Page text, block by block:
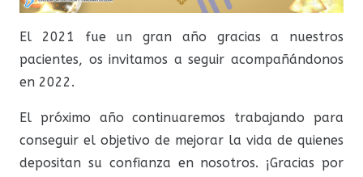
El 2021 fue un gran año gracias a nuestros
pacientes, os invitamos a seguir acompañándonos
en 2022.
El próximo año continuaremos trabajando para
conseguir el objetivo de mejorar la vida de quienes
depositan su confianza en nosotros. ¡Gracias por